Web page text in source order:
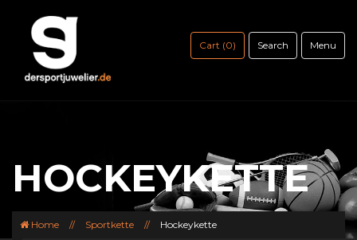
Menu
Search
Cart (0)
HOCKEYKETTE
Home // Sportkette // Hockeykette